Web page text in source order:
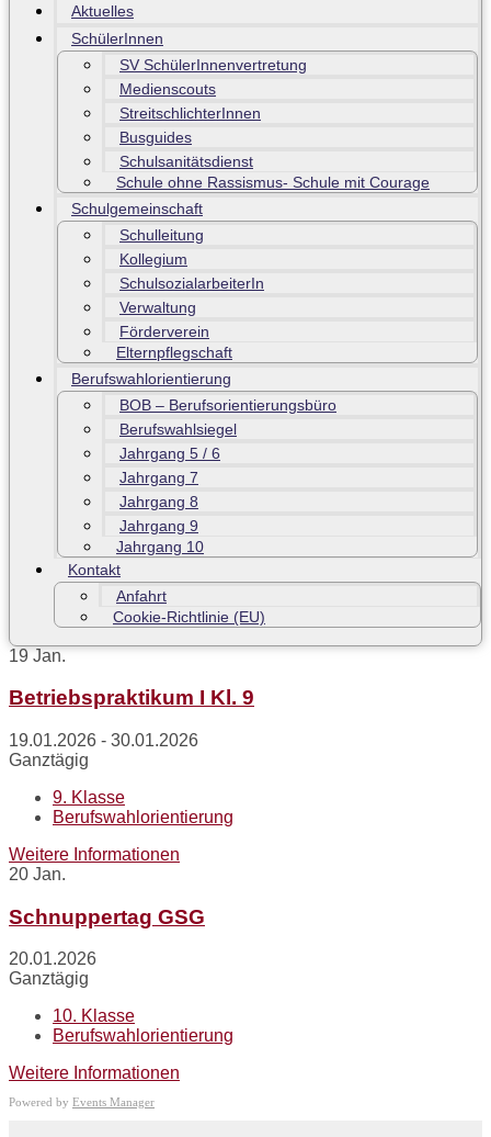
Aktuelles
SchülerInnen
SV SchülerInnenvertretung
Medienscouts
StreitschlichterInnen
Busguides
Schulsanitätsdienst
Schule ohne Rassismus- Schule mit Courage
Schulgemeinschaft
Schulleitung
Kollegium
SchulsozialarbeiterIn
Verwaltung
Förderverein
Elternpflegschaft
Berufswahlorientierung
BOB – Berufsorientierungsbüro
Berufswahlsiegel
Jahrgang 5 / 6
Jahrgang 7
Jahrgang 8
Jahrgang 9
Jahrgang 10
Kontakt
Anfahrt
Cookie-Richtlinie (EU)
19 Jan.
Betriebspraktikum I Kl. 9
19.01.2026 - 30.01.2026
Ganztägig
9. Klasse
Berufswahlorientierung
Weitere Informationen
20 Jan.
Schnuppertag GSG
20.01.2026
Ganztägig
10. Klasse
Berufswahlorientierung
Weitere Informationen
Powered by Events Manager